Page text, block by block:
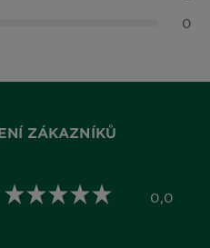
0
ZÁKAZNÍKŮ
0,0